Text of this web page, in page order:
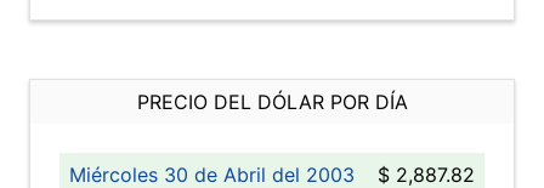
PRECIO DEL DÓLAR POR DÍA
Miércoles 30 de Abril del 2003
$ 2,887.82